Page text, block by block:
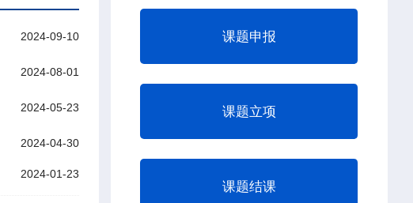
2024-09-10
2024-08-01
2024-05-23
2024-04-30
2024-01-23
课题申报
课题立项
课题结课